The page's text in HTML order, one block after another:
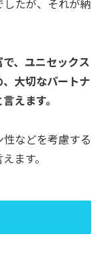
したが、それが納
、ユニセックス
大切なパートナ
えます。
などを考慮する
ます。